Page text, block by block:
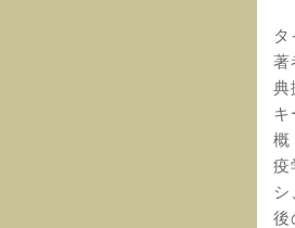
著
典
キ
概
疫
シ
後